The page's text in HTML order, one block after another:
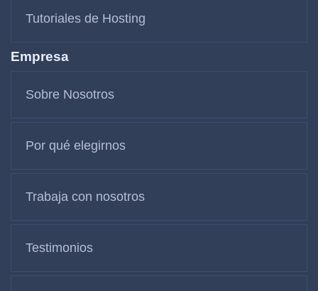
Tutoriales de Hosting
Empresa
Sobre Nosotros
Por qué elegirnos
Trabaja con nosotros
Testimonios